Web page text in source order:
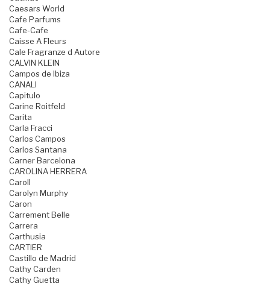
Caesars World
Cafe Parfums
Cafe-Cafe
Caisse A Fleurs
Cale Fragranze d Autore
CALVIN KLEIN
Campos de Ibiza
CANALI
Capitulo
Carine Roitfeld
Carita
Carla Fracci
Carlos Campos
Carlos Santana
Carner Barcelona
CAROLINA HERRERA
Caroll
Carolyn Murphy
Caron
Carrement Belle
Carrera
Carthusia
CARTIER
Castillo de Madrid
Cathy Carden
Cathy Guetta